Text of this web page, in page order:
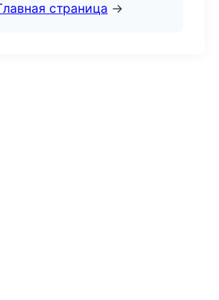
страница →